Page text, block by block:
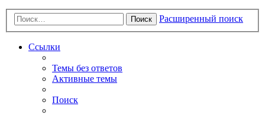
Поиск Расширенный поиск
Ссылки
Темы без ответов
Активные темы
Поиск